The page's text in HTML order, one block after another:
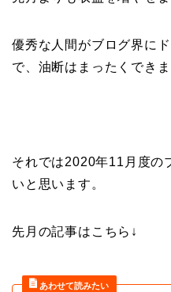
優秀な人間がブログ界に
で、油断はまったくでき
それでは2020年11月度の
いと思います。
先月の記事はこちら↓